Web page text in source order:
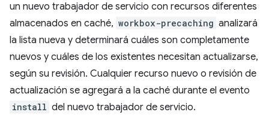
un nuevo trabajador de servicio con recursos diferentes
almacenados en caché, workbox-precaching analizará
la lista nueva y determinará cuáles son completamente
nuevos y cuáles de los existentes necesitan actualizarse,
según su revisión. Cualquier recurso nuevo o revisión de
actualización se agregará a la caché durante el evento
install del nuevo trabajador de servicio.